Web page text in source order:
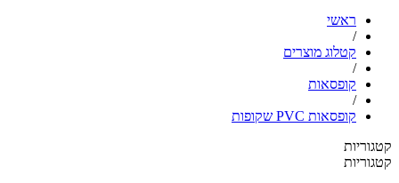
ראשי
/
קטלוג מוצרים
/
קופסאות
/
קופסאות PVC שקופות
קטגוריות
קטגוריות